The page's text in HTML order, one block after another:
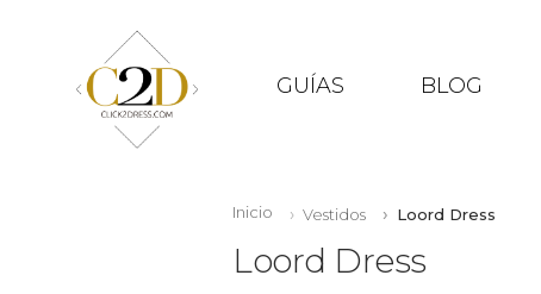
GUÍAS BLOG
Inicio Vestidos Loord Dress
Loord Dress